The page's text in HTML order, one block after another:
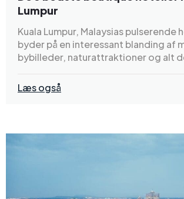
Lumpur
Kuala Lumpur, Malaysias pulserende
byder på en interessant blanding af
bybilleder, naturattraktioner og alt
Læs også